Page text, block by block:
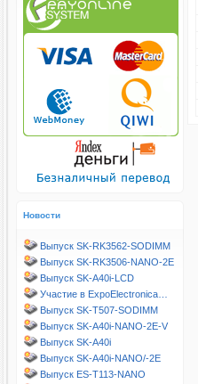
Новости
Выпуск SK-RK3562-SODIMM
Выпуск SK-RK3506-NANO-2E
Выпуск SK-A40i-LCD
Участие в ExpoElectronica…
Выпуск SK-T507-SODIMM
Выпуск SK-A40i-NANO-2E-V
Выпуск SK-A40i
Выпуск SK-A40i-NANO/-2E
Выпуск ES-T113-NANO